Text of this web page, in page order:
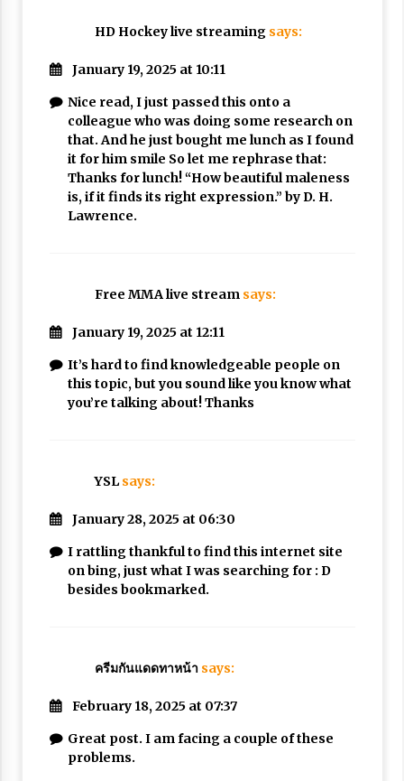
HD Hockey live streaming says:
January 19, 2025 at 10:11
Nice read, I just passed this onto a
colleague who was doing some research on
that. And he just bought me lunch as I found
it for him smile So let me rephrase that:
Thanks for lunch! “How beautiful maleness
is, if it finds its right expression.” by D. H.
Lawrence.
Free MMA live stream says:
January 19, 2025 at 12:11
It’s hard to find knowledgeable people on
this topic, but you sound like you know what
you’re talking about! Thanks
YSL says:
January 28, 2025 at 06:30
I rattling thankful to find this internet site
on bing, just what I was searching for : D
besides bookmarked.
ครีมกันแดดทาหน้า says:
February 18, 2025 at 07:37
Great post. I am facing a couple of these
problems.